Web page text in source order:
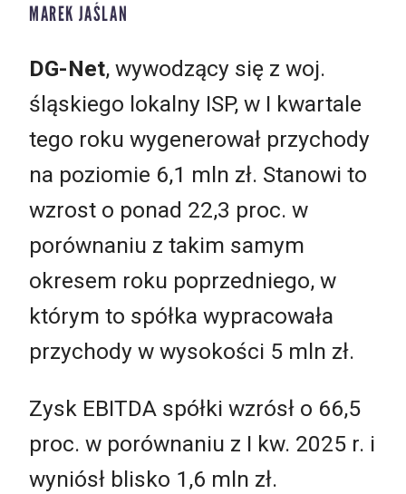
MAREK JAŚLAN
DG-Net, wywodzący się z woj.
śląskiego lokalny ISP, w I kwartale
tego roku wygenerował przychody
na poziomie 6,1 mln zł. Stanowi to
wzrost o ponad 22,3 proc. w
porównaniu z takim samym
okresem roku poprzedniego, w
którym to spółka wypracowała
przychody w wysokości 5 mln zł.
Zysk EBITDA spółki wzrósł o 66,5
proc. w porównaniu z I kw. 2025 r. i
wyniósł blisko 1,6 mln zł.